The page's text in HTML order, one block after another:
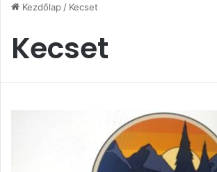
Kezdőlap/ Kecset
Kecset